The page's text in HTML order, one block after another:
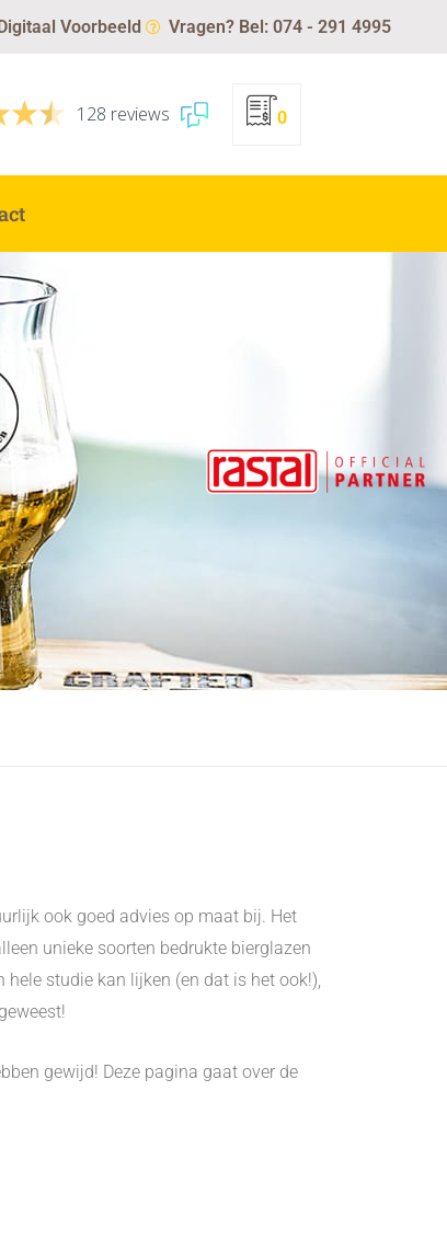
Voorbeeld Vragen? Bel: 074 - 291 4995
128 reviews 0
ook goed advies op maat bij. Het
unieke soorten bedrukte bierglazen
studie kan lijken (en dat is het ook!),
gewijd! Deze pagina gaat over de